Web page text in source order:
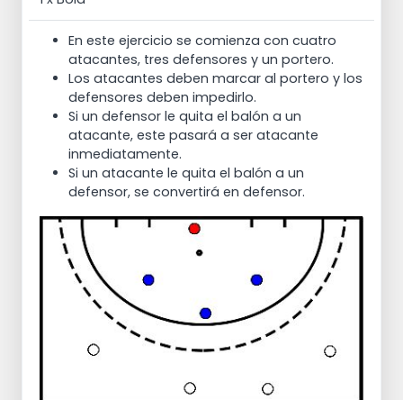
En este ejercicio se comienza con cuatro
atacantes, tres defensores y un portero.
Los atacantes deben marcar al portero y los
defensores deben impedirlo.
Si un defensor le quita el balón a un
atacante, este pasará a ser atacante
inmediatamente.
Si un atacante le quita el balón a un
defensor, se convertirá en defensor.